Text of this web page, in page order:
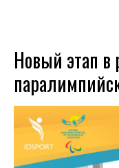
Новый этап в